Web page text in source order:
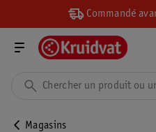
Commandé
Magasins